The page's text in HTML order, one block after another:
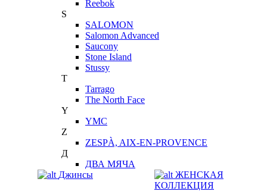
Reebok
S
SALOMON
Salomon Advanced
Saucony
Stone Island
Stussy
T
Tarrago
The North Face
Y
YMC
Z
ZESPÀ, AIX-EN-PROVENCE
Д
ДВА МЯЧА
Джинсы
ЖЕНСКАЯ
КОЛЛЕКЦИЯ